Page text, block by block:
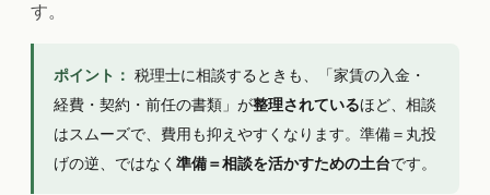
す。
ポイント： 税理士に相談するときも、「家賃の入金・
経費・契約・前任の書類」が整理されているほど、相談
はスムーズで、費用も抑えやすくなります。準備＝丸投
げの逆、ではなく 準備＝相談を活かすための土台です。